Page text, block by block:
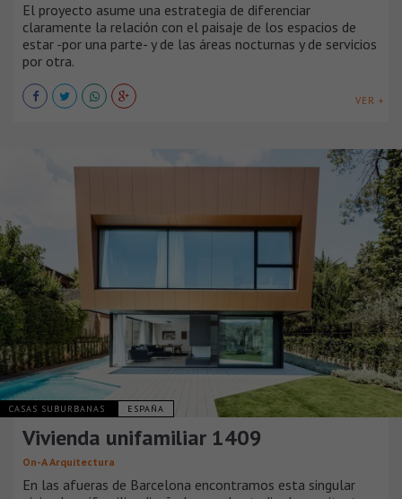
El proyecto asume una estrategia de diferenciar
claramente la relación con el paisaje de los espacios de
estar -por una parte- y de las áreas nocturnas y de servicios
por otra.
VER +
CASAS SUBURBANAS ESPAÑA
Vivienda unifamiliar 1409
On-A Arquitectura
En las afueras de Barcelona encontramos esta singular